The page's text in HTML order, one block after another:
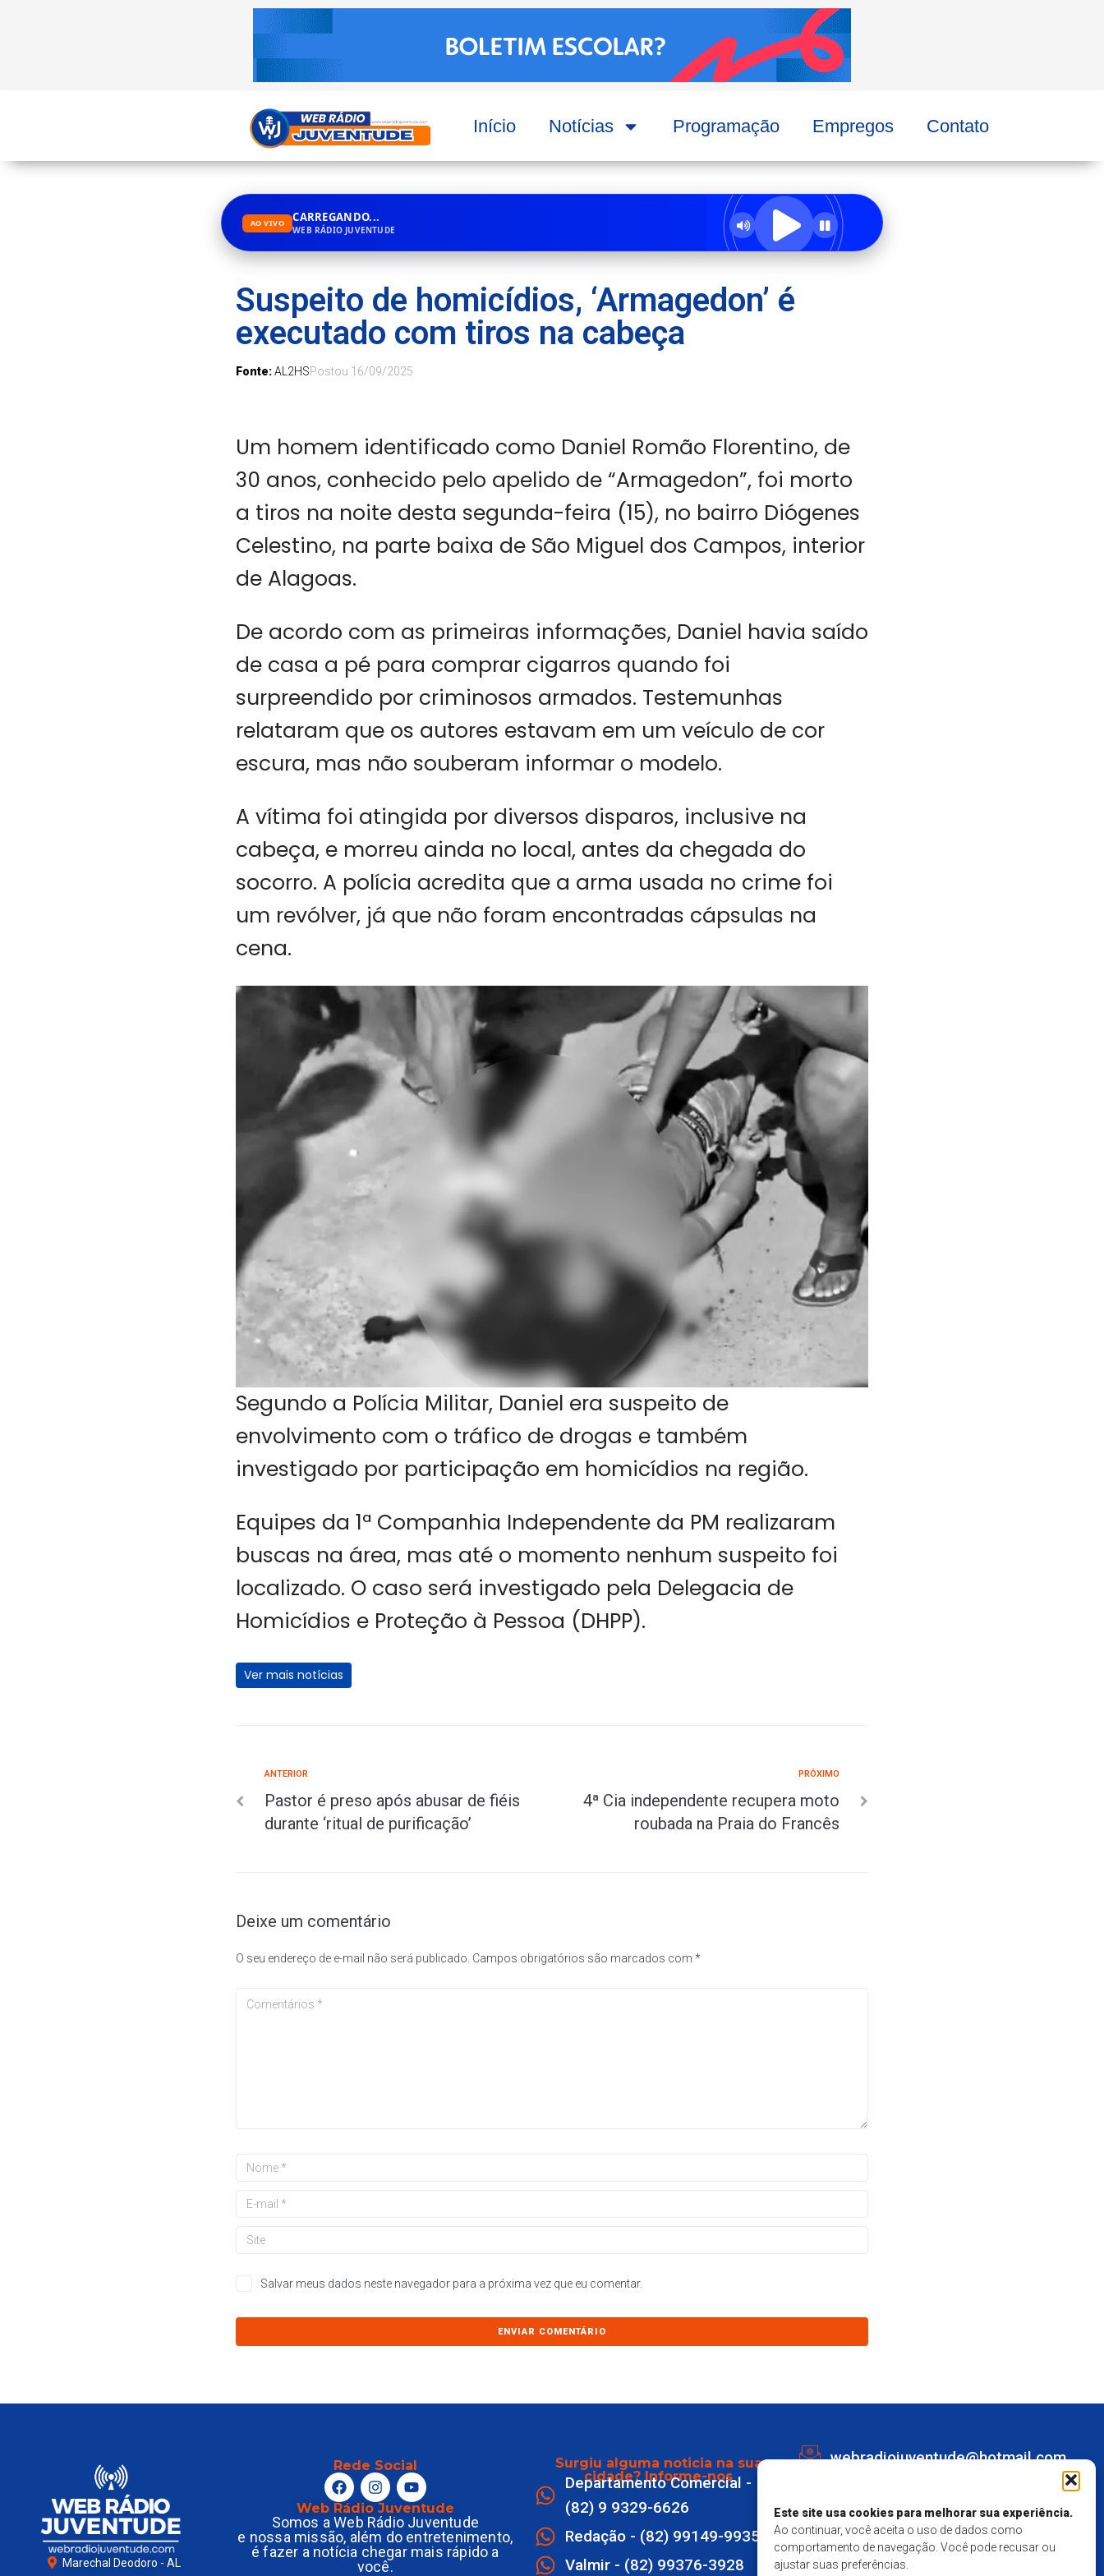
Este site usa cookies para melhorar sua experiência.
Ao continuar, você aceita o uso de dados como
comportamento de navegação. Você pode recusar ou
ajustar suas preferências.
Início Notícias Programação Empregos Contato
AO VIVO CARREGANDO...
WEB RÁDIO JUVENTUDE
Suspeito de homicídios, ‘Armagedon’ é
executado com tiros na cabeça
Fonte:AL2HSPostou 16/09/2025
Um homem identificado como Daniel Romão Florentino, de
30 anos, conhecido pelo apelido de “Armagedon”, foi morto
a tiros na noite desta segunda-feira (15), no bairro Diógenes
Celestino, na parte baixa de São Miguel dos Campos, interior
de Alagoas.
De acordo com as primeiras informações, Daniel havia saído
de casa a pé para comprar cigarros quando foi
surpreendido por criminosos armados. Testemunhas
relataram que os autores estavam em um veículo de cor
escura, mas não souberam informar o modelo.
A vítima foi atingida por diversos disparos, inclusive na
cabeça, e morreu ainda no local, antes da chegada do
socorro. A polícia acredita que a arma usada no crime foi
um revólver, já que não foram encontradas cápsulas na
cena.
Segundo a Polícia Militar, Daniel era suspeito de
envolvimento com o tráfico de drogas e também
investigado por participação em homicídios na região.
Equipes da 1ª Companhia Independente da PM realizaram
buscas na área, mas até o momento nenhum suspeito foi
localizado. O caso será investigado pela Delegacia de
Homicídios e Proteção à Pessoa (DHPP).
Ver mais notícias
ANTERIOR
Pastor é preso após abusar de fiéis
durante ‘ritual de purificação’
PRÓXIMO
4ª Cia independente recupera moto
roubada na Praia do Francês
Deixe um comentário
O seu endereço de e-mail não será publicado. Campos obrigatórios são marcados com *
Salvar meus dados neste navegador para a próxima vez que eu comentar.
Marechal Deodoro - AL
Rede Social
Web Rádio Juventude
Somos a Web Rádio Juventude
e nossa missão, além do entretenimento,
é fazer a notícia chegar mais rápido a
você.
Surgiu alguma noticia na sua
cidade? Informe-nos
Departamento Comercial -
(82) 9 9329-6626
Redação - (82) 99149-9935
Valmir - (82) 99376-3928
webradiojuventude@hotmail.com
Marechal Deodoro
Responsavel Técnico - Matheus
Mendes Santos